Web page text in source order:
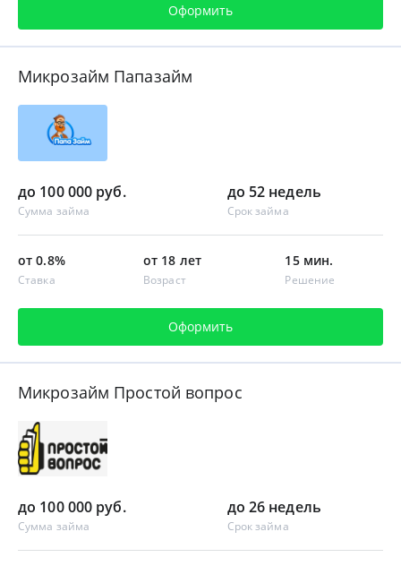
Оформить
Микрозайм Папазайм
до 100 000 руб.
Сумма займа
до 52 недель
Срок займа
от 0.8%
Ставка
от 18 лет
Возраст
15 мин.
Решение
Оформить
Микрозайм Простой вопрос
до 100 000 руб.
Сумма займа
до 26 недель
Срок займа